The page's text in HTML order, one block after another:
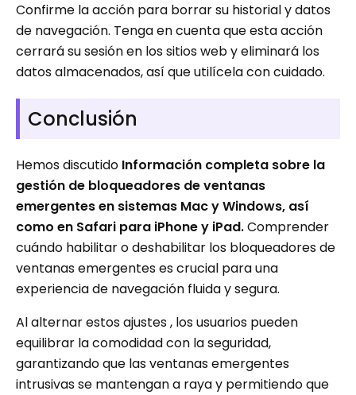
Confirme la acción para borrar su historial y datos
de navegación. Tenga en cuenta que esta acción
cerrará su sesión en los sitios web y eliminará los
datos almacenados, así que utilícela con cuidado.
Conclusión
Hemos discutido Información completa sobre la
gestión de bloqueadores de ventanas
emergentes en sistemas Mac y Windows, así
como en Safari para iPhone y iPad.Comprender
cuándo habilitar o deshabilitar los bloqueadores de
ventanas emergentes es crucial para una
experiencia de navegación fluida y segura.
Al alternar estos ajustes , los usuarios pueden
equilibrar la comodidad con la seguridad,
garantizando que las ventanas emergentes
intrusivas se mantengan a raya y permitiendo que